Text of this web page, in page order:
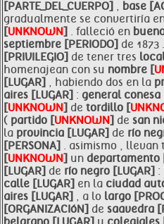
[PARTE_DEL_CUERPO] , base
gradualmente se convertiría
[UNKNOWN] . falleció en
septiembre [PERIODO] de
[PRIVILEGIO] de tener tres
homenajean con su nombre [
[LUGAR] , habiendo dos en la
aires [LUGAR] : general conesa
[UNKNOWN] de tordillo [
( partido [UNKNOWN] de san
la provincia [LUGAR] de río
[PERSONA] . asimismo , llevan
[UNKNOWN] un departamento
[LUGAR] de río negro [LUGAR] :
calle [LUGAR] en la ciudad
aires [LUGAR] , a lo largo
[ORGANIZACIóN] de saavedra